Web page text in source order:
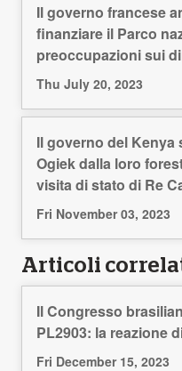
Il governo francese
finanziare il Parco
preoccupazioni sui
Thu July 20, 2023
Il governo del Kenya
Ogiek dalla loro
visita di stato di Re
Fri November 03, 2023
Articoli
Il Congresso
PL2903: la reazione
Fri December 15, 2023